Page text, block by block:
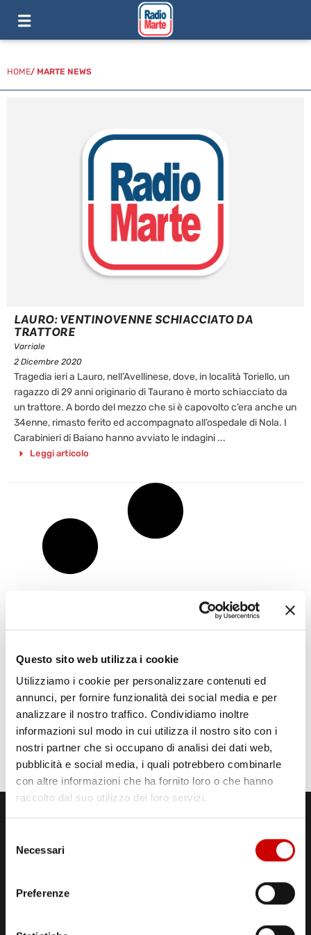
Questo sito web utilizza i cookie
Utilizziamo i cookie per personalizzare contenuti ed
annunci, per fornire funzionalità dei social media e per
analizzare il nostro traffico. Condividiamo inoltre
informazioni sul modo in cui utilizza il nostro sito con i
nostri partner che si occupano di analisi dei dati web,
pubblicità e social media, i quali potrebbero combinarle
con altre informazioni che ha fornito loro o che hanno
raccolto dal suo utilizzo dei loro servizi.
delNecessari
Preferenze
HOME/ MARTE NEWS
LAURO: VENTINOVENNE SCHIACCIATO DA
TRATTORE
Varriale
2 Dicembre 2020
Tragedia ieri a Lauro, nell’Avellinese, dove, in località Toriello, un
ragazzo di 29 anni originario di Taurano è morto schiacciato da
un trattore. A bordo del mezzo che si è capovolto c’era anche un
34enne, rimasto ferito ed accompagnato all’ospedale di Nola. I
Carabinieri di Baiano hanno avviato le indagini ...
Leggi articolo
Via Comunale Tavernola, 166/b